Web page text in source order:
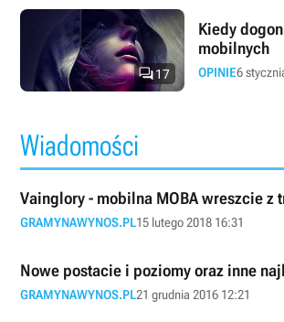
17
Kiedy
mobilnych
OPINIE6
Wiadomości
Vainglory - mobilna MOBA wreszcie z
GRAMYNAWYNOS.PL15 lutego 2018 16:31
Nowe postacie i poziomy oraz inne
GRAMYNAWYNOS.PL21 grudnia 2016 12:21